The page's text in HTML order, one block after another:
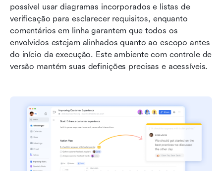
possível usar diagramas incorporados e listas de
verificação para esclarecer requisitos, enquanto
comentários em linha garantem que todos os
envolvidos estejam alinhados quanto ao escopo antes
do início da execução. Este ambiente com controle de
versão mantém suas definições precisas e acessíveis.